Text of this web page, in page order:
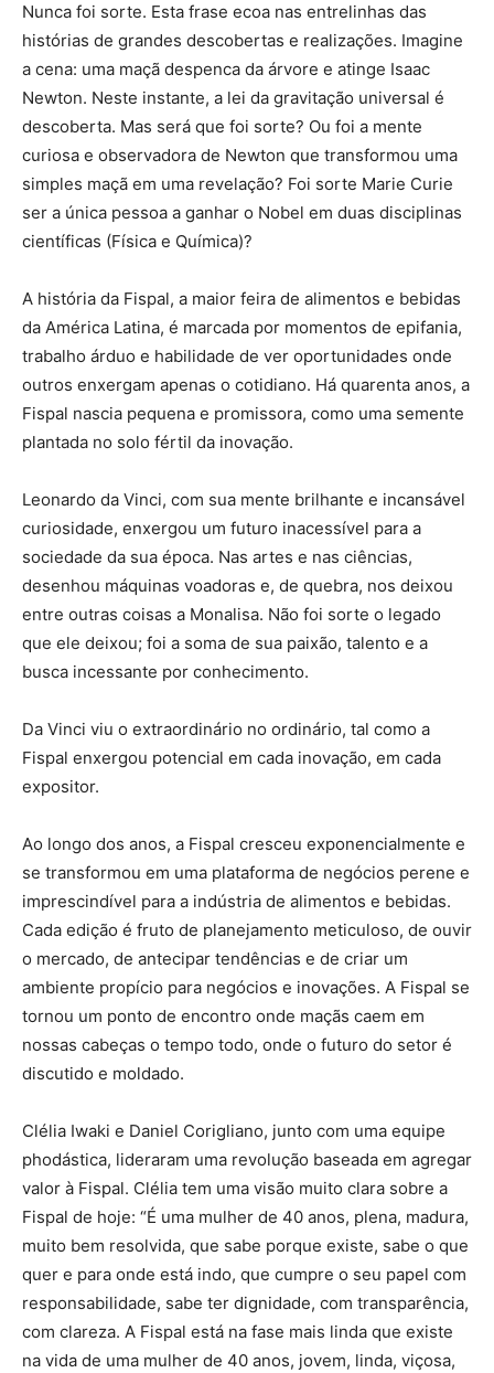
Nunca foi sorte. Esta frase ecoa nas entrelinhas das
histórias de grandes descobertas e realizações. Imagine
a cena: uma maçã despenca da árvore e atinge Isaac
Newton. Neste instante, a lei da gravitação universal é
descoberta. Mas será que foi sorte? Ou foi a mente
curiosa e observadora de Newton que transformou uma
simples maçã em uma revelação? Foi sorte Marie Curie
ser a única pessoa a ganhar o Nobel em duas disciplinas
científicas (Física e Química)?
A história da Fispal, a maior feira de alimentos e bebidas
da América Latina, é marcada por momentos de epifania,
trabalho árduo e habilidade de ver oportunidades onde
outros enxergam apenas o cotidiano. Há quarenta anos, a
Fispal nascia pequena e promissora, como uma semente
plantada no solo fértil da inovação.
Leonardo da Vinci, com sua mente brilhante e incansável
curiosidade, enxergou um futuro inacessível para a
sociedade da sua época. Nas artes e nas ciências,
desenhou máquinas voadoras e, de quebra, nos deixou
entre outras coisas a Monalisa. Não foi sorte o legado
que ele deixou; foi a soma de sua paixão, talento e a
busca incessante por conhecimento.
Da Vinci viu o extraordinário no ordinário, tal como a
Fispal enxergou potencial em cada inovação, em cada
expositor.
Ao longo dos anos, a Fispal cresceu exponencialmente e
se transformou em uma plataforma de negócios perene e
imprescindível para a indústria de alimentos e bebidas.
Cada edição é fruto de planejamento meticuloso, de ouvir
o mercado, de antecipar tendências e de criar um
ambiente propício para negócios e inovações. A Fispal se
tornou um ponto de encontro onde maçãs caem em
nossas cabeças o tempo todo, onde o futuro do setor é
discutido e moldado.
Clélia Iwaki e Daniel Corigliano, junto com uma equipe
phodástica, lideraram uma revolução baseada em agregar
valor à Fispal. Clélia tem uma visão muito clara sobre a
Fispal de hoje: “É uma mulher de 40 anos, plena, madura,
muito bem resolvida, que sabe porque existe, sabe o que
quer e para onde está indo, que cumpre o seu papel com
responsabilidade, sabe ter dignidade, com transparência,
com clareza. A Fispal está na fase mais linda que existe
na vida de uma mulher de 40 anos, jovem, linda, viçosa,